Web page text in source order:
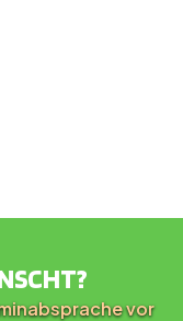
vor